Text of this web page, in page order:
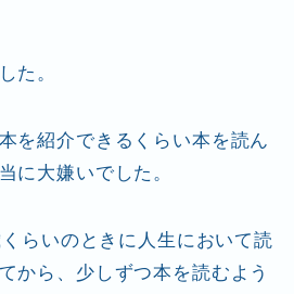
た。
を紹介できるくらい本を読ん
に大嫌いでした。
らいのときに人生において読
から、少しずつ本を読むよう